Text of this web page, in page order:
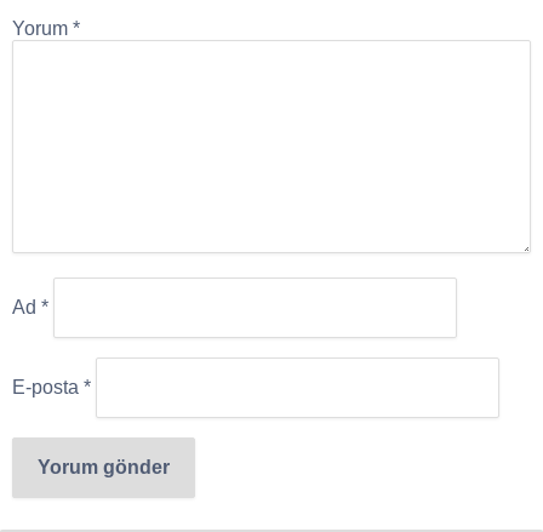
Yorum *
Ad *
E-posta *